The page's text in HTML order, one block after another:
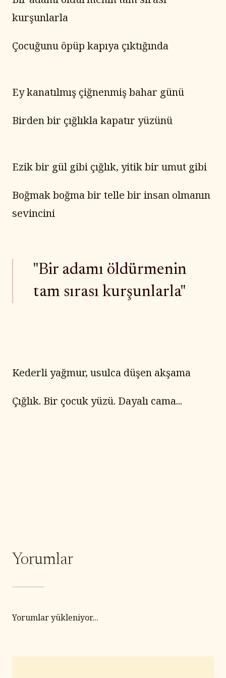
kurşunlarla
Çocuğunu öpüp kapıya çıktığında
Ey kanatılmış çiğnenmiş bahar günü
Birden bir çığlıkla kapatır yüzünü
Ezik bir gül gibi çığlık, yitik bir umut gibi
Boğmak boğma bir telle bir insan olmanın
sevincini
"Bir adamı öldürmenin
tam sırası kurşunlarla"
Kederli yağmur, usulca düşen akşama
Çığlık. Bir çocuk yüzü. Dayalı cama...
Yorumlar
Yorumlar yükleniyor...